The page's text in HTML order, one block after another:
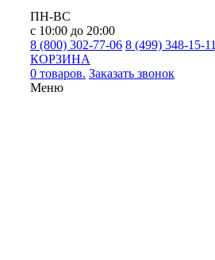
ПН-ВС
с 10:00 до 20:00
8 (800) 302-77-06 8 (499) 348-15-11
КОРЗИНА
0 товаров. Заказать звонок
Меню